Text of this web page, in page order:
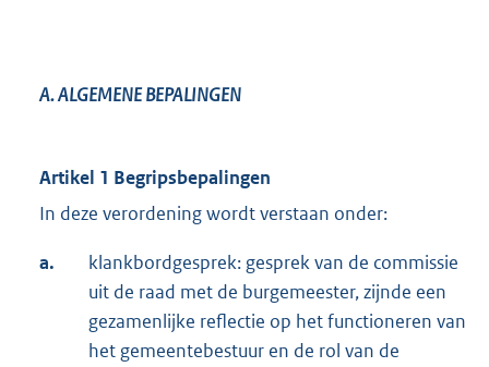
A. ALGEMENE BEPALINGEN
Artikel 1 Begripsbepalingen
In deze verordening wordt verstaan onder:
a.
klankbordgesprek: gesprek van de commissie
uit de raad met de burgemeester, zijnde een
gezamenlijke reflectie op het functioneren van
het gemeentebestuur en de rol van de